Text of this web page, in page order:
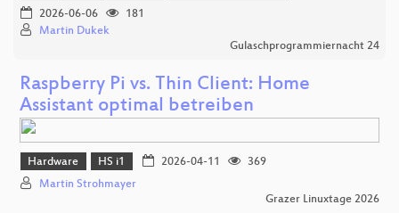
2026-06-06
181
Martin Dukek
Gulaschprogrammiernacht 24
Raspberry Pi vs. Thin Client: Home
Assistant optimal betreiben
Hardware HS i1 2026-04-11
369
Martin Strohmayer
Grazer Linuxtage 2026